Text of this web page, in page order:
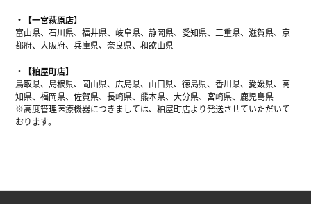
【一宮萩原店】
富山県、石川県、福井県、岐阜県、静岡県、愛知県、三重県、滋賀県、京
都府、大阪府、兵庫県、奈良県、和歌山県
【粕屋町店】
鳥取県、島根県、岡山県、広島県、山口県、徳島県、香川県、愛媛県、高
知県、福岡県、佐賀県、長崎県、熊本県、大分県、宮崎県、鹿児島県
※高度管理医療機器につきましては、粕屋町店より発送させていただいて
おります。